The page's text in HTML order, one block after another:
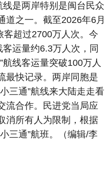
是两岸特别是闽台民众
道之一。截至2026年6月
客超过2700万人次。今
运量约6.3万人次，同
航线客运量突破100万人
最快记录。两岸同胞是
三通”航线来大陆走走看
流合作。民进党当局应
消所有人为限制，根据
三通”航班。（编辑/李